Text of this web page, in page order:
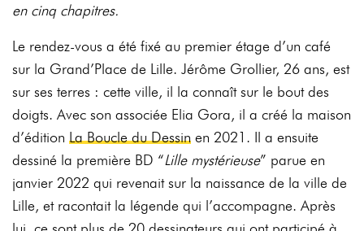
en cinq chapitres.
Le rendez-vous a été fixé au premier étage d’un café
sur la Grand’Place de Lille. Jérôme Grollier, 26 ans, est
sur ses terres : cette ville, il la connaît sur le bout des
doigts. Avec son associée Elia Gora, il a créé la maison
d’édition La Boucle du Dessin en 2021. Il aensuite
dessiné la première BD “Lille mystérieuse” parue en
janvier 2022 qui revenait sur la naissance de la ville de
Lille, et racontait la légende qui l’accompagne.Après